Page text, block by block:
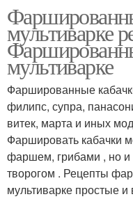
мультиварке
мультиварке
Фаршированные
филипс, супра,
витек, марта и иных
Фаршировать кабачки
фаршем, грибами , но и
творогом . Рецепты
мультиварке простые и